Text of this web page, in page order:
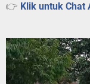
👉 Klik untuk Chat